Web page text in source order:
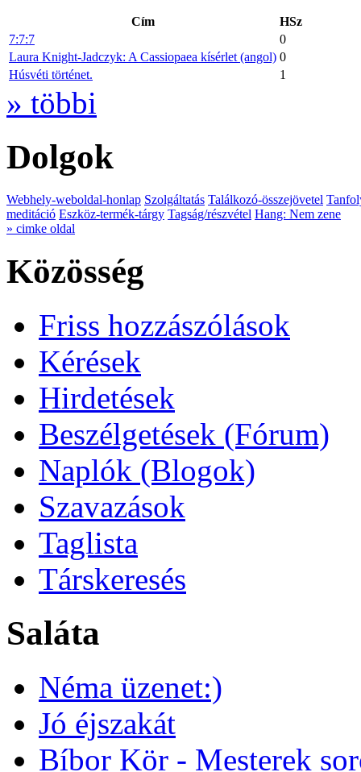
Cím
HSz
7:7:7
0
Laura Knight-Jadczyk: A Cassiopaea kísérlet (angol) 0
Húsvéti történet.
1
» többi
Dolgok
Webhely-weboldal-honlap Szolgáltatás Találkozó-összejövetel
meditáció Eszköz-termék-tárgy Tagság/részvétel Hang: Nem zene
» cimke oldal
Közösség
Friss hozzászólások
Kérések
Hirdetések
Beszélgetések (Fórum)
Naplók (Blogok)
Szavazások
Taglista
Társkeresés
Saláta
Néma üzenet:)
Jó éjszakát
Bíbor Kör - Mesterek